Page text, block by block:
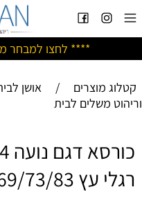
**** לחצו למבחר
קטלוג מוצרים / אושן
וריהוט משלים לבית
רגלי עץ 69/73/83